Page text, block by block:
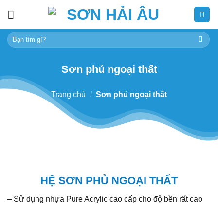
content
Tìm
kiếm:
Sơn phủ ngoại thất
Trang chủ / Sơn phủ ngoại thất
HỆ SƠN PHỦ NGOẠI THẤT
– Sử dụng nhựa Pure Acrylic cao cấp cho độ bền rất cao